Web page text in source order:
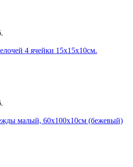
4 ячейки 15х15х10см.
малый, 60х100х10см (бежевый)